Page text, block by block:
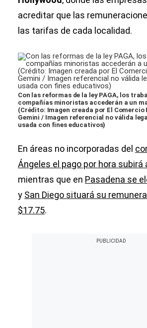
acreditar que las
las tarifas de cada localidad.
Con las reformas de la ley PAGA, los
compañías minoristas accederán a un
(Crédito: Imagen creada por El Comercio
Gemini / Imagen referencial no válida
usada con fines educativos)
En áreas no incorporadas del
Ángeles el pago por hora subirá
mientras que en Pasadena se
y San Diego situará su
$17.75.